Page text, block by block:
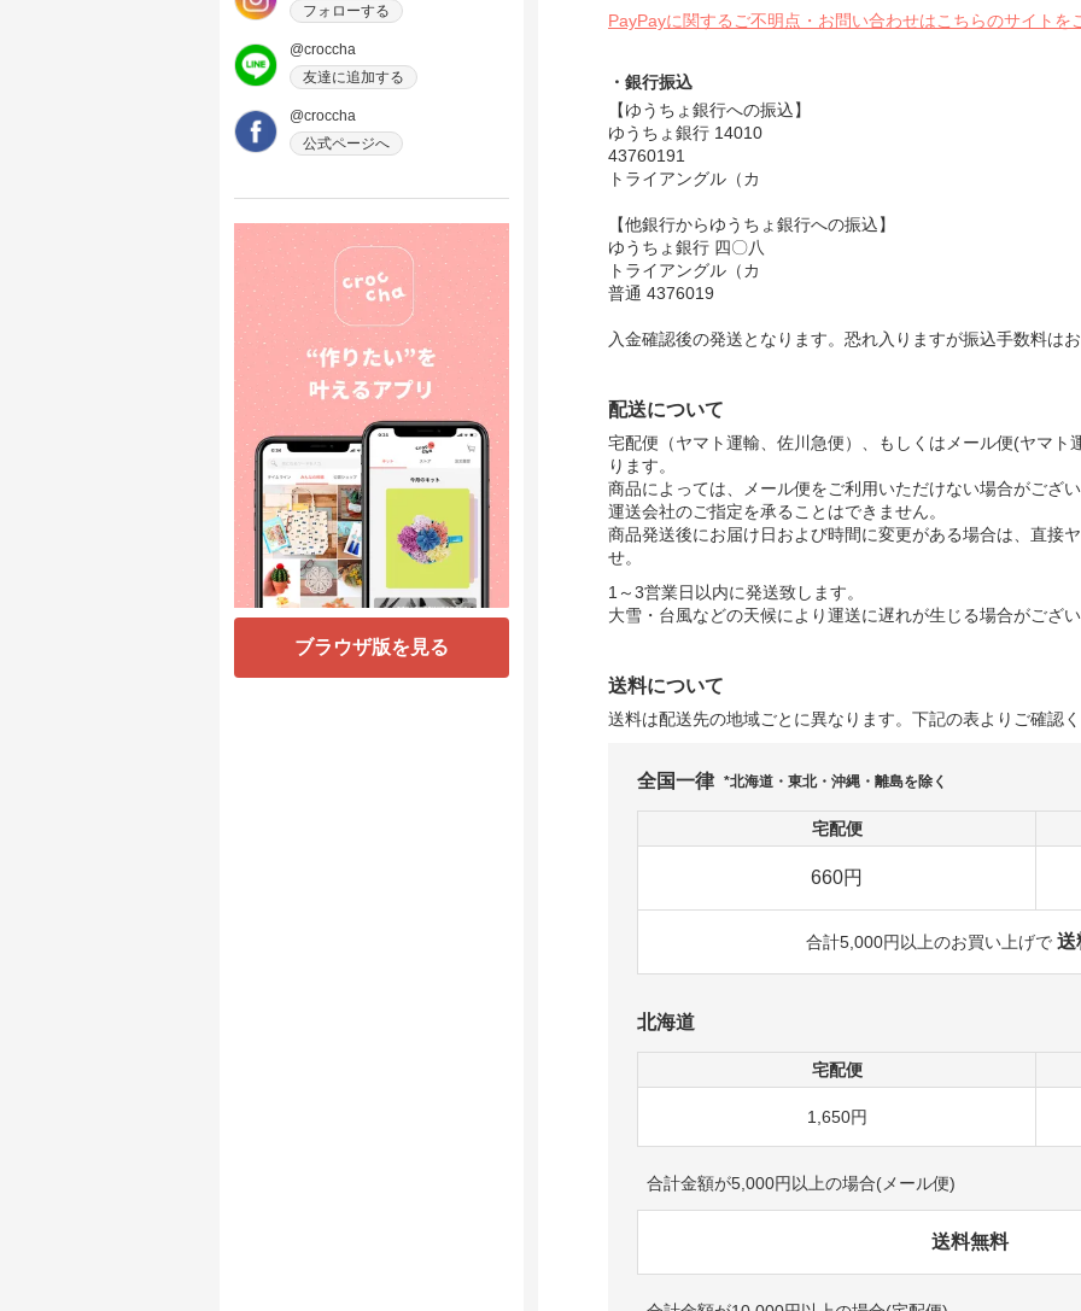
フォローする
@croccha
友達に追加する
@croccha
公式ページへ
ブラウザ版を見る
PayPayに関するご不明点・お問い合わせはこちらのサイトを
・銀行振込
【ゆうちょ銀行への振込】
ゆうちょ銀行 14010
43760191
トライアングル（カ
【他銀行からゆうちょ銀行への振込】
ゆうちょ銀行 四〇八
トライアングル（カ
普通 4376019
入金確認後の発送となります。恐れ入りますが振込手数料は
配送について
宅配便（ヤマト運輸、佐川急便）、もしくはメール便(ヤマト
ります。
商品によっては、メール便をご利用いただけない場合がござ
運送会社のご指定を承ることはできません。
商品発送後にお届け日および時間に変更がある場合は、直接
せ。
1～3営業日以内に発送致します。
大雪・台風などの天候により運送に遅れが生じる場合がござ
送料について
送料は配送先の地域ごとに異なります。下記の表よりご確認
全国一律 *北海道・東北・沖縄・離島を除く
宅配便
660円
合計5,000円以上のお買い上げで 送
北海道
宅配便
1,650円
合計金額が5,000円以上の場合(メール便)
送料無料